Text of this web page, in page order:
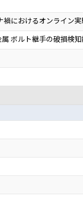
におけるオンライン
ボルト継手の破損検